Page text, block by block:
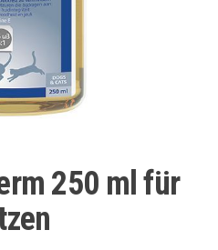
250 ml für